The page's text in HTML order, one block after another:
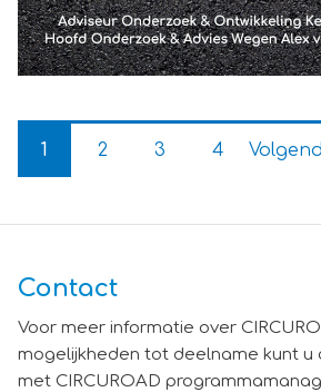
sector: blijf in gesprek en blijf
1 2 3 4
Contact
Voor meer informatie over
mogelijkheden tot deelname kunt u
met CIRCUROAD